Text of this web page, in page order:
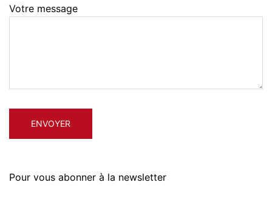
Votre message
Pour vous abonner à la newsletter